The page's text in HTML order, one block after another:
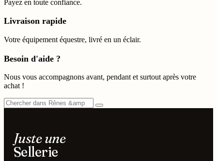
Payez en toute confiance.
Livraison rapide
Votre équipement équestre, livré en un éclair.
Besoin d'aide ?
Nous vous accompagnons avant, pendant et surtout après votre
achat !
Juste une
Sellerie